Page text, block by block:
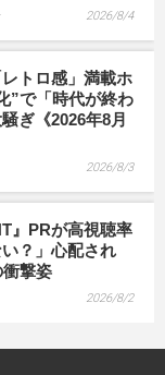
2026/8/4
トロ感」満載ホ
”で「時代が終わ
ぎ《2026年8月
2026/8/3
』PRが高視聴率
？」心配され
撃姿
2026/8/2